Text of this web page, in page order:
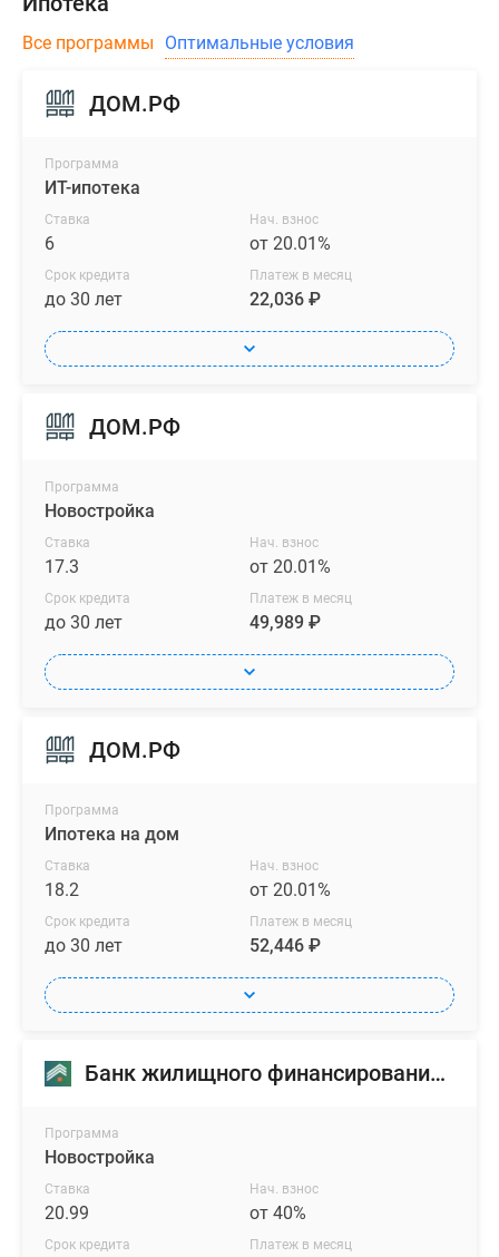
Все программы Оптимальные условия
ДОМ.РФ
Программа
ИТ-ипотека
Ставка
6
Нач. взнос
от 20.01%
Срок кредита
до 30 лет
Платеж в месяц
22,036 ₽
ДОМ.РФ
Программа
Новостройка
Ставка
17.3
Нач. взнос
от 20.01%
Срок кредита
до 30 лет
Платеж в месяц
49,989 ₽
ДОМ.РФ
Программа
Ипотека на дом
Ставка
18.2
Нач. взнос
от 20.01%
Срок кредита
до 30 лет
Платеж в месяц
52,446 ₽
Банк жилищного финансирования (БЖФ)
Программа
Новостройка
Ставка
20.99
Нач. взнос
от 40%
Срок кредита Платеж в месяц